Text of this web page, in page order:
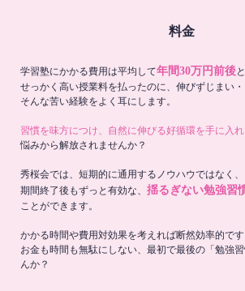
料金
学習塾にかかる費用は平均して年間30万円前後
せっかく高い授業料を払ったのに、伸びずじまい・
そんな苦い経験をよく耳にします。
習慣を味方につけ、自然に伸びる好循環を手に入
悩みから解放されませんか？
秀桜会では、短期的に通用するノウハウではなく、
期間終了後もずっと有効な、 揺るぎない勉強習
ことができます。
かかる時間や費用対効果を考えれば断然効率的です
お金も時間も無駄にしない、最初で最後の「勉強
んか？